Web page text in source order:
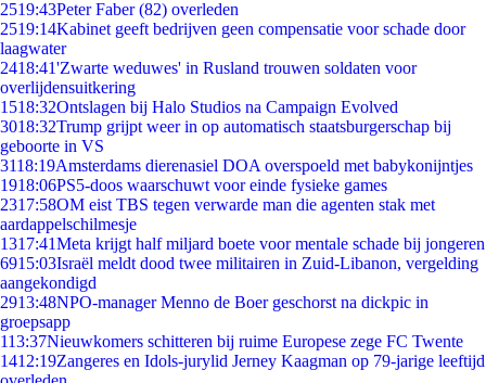
2519:43Peter Faber (82) overleden
2519:14Kabinet geeft bedrijven geen compensatie voor schade door
laagwater
2418:41'Zwarte weduwes' in Rusland trouwen soldaten voor
overlijdensuitkering
1518:32Ontslagen bij Halo Studios na Campaign Evolved
3018:32Trump grijpt weer in op automatisch staatsburgerschap bij
geboorte in VS
3118:19Amsterdams dierenasiel DOA overspoeld met babykonijntjes
1918:06PS5-doos waarschuwt voor einde fysieke games
2317:58OM eist TBS tegen verwarde man die agenten stak met
aardappelschilmesje
1317:41Meta krijgt half miljard boete voor mentale schade bij jongeren
6915:03Israël meldt dood twee militairen in Zuid-Libanon, vergelding
aangekondigd
2913:48NPO-manager Menno de Boer geschorst na dickpic in
groepsapp
113:37Nieuwkomers schitteren bij ruime Europese zege FC Twente
1412:19Zangeres en Idols-jurylid Jerney Kaagman op 79-jarige leeftijd